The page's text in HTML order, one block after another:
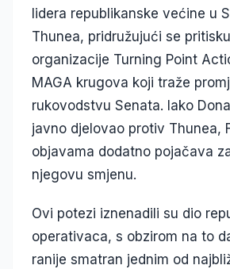
lidera republikanske većine u
Thunea, pridružujući se
organizacije Turning Point
MAGA krugova koji traže
rukovodstvu Senata. Iako
javno djelovao protiv Thunea,
objavama dodatno pojačava
njegovu smjenu.
Ovi potezi iznenadili su dio
operativaca, s obzirom na to
ranije smatran jednim od